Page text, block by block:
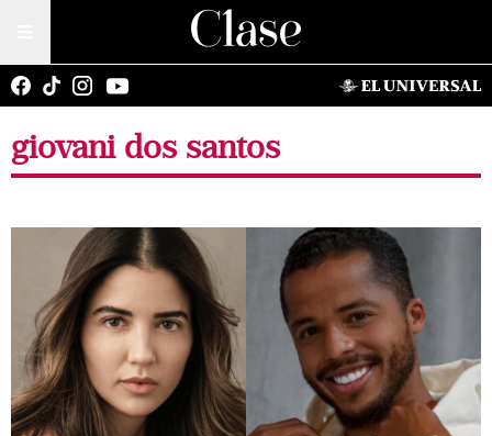
giovani dos santos